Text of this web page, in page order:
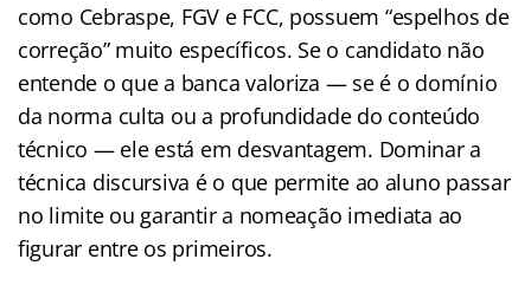
como Cebraspe, FGV e FCC, possuem “espelhos de
correção” muito específicos. Se o candidato não
entende o que a banca valoriza — se é o domínio
da norma culta ou a profundidade do conteúdo
técnico — ele está em desvantagem. Dominar a
técnica discursiva é o que permite ao aluno passar
no limite ou garantir a nomeação imediata ao
figurar entre os primeiros.